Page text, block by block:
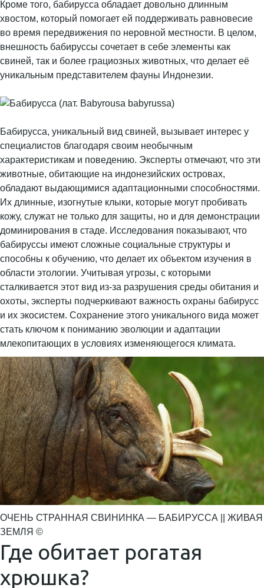
Кроме того, бабирусса обладает довольно длинным
хвостом, который помогает ей поддерживать равновесие
во время передвижения по неровной местности. В целом,
внешность бабируссы сочетает в себе элементы как
свиней, так и более грациозных животных, что делает её
уникальным представителем фауны Индонезии.
Бабирусса, уникальный вид свиней, вызывает интерес у
специалистов благодаря своим необычным
характеристикам и поведению. Эксперты отмечают, что эти
животные, обитающие на индонезийских островах,
обладают выдающимися адаптационными способностями.
Их длинные, изогнутые клыки, которые могут пробивать
кожу, служат не только для защиты, но и для демонстрации
доминирования в стаде. Исследования показывают, что
бабируссы имеют сложные социальные структуры и
способны к обучению, что делает их объектом изучения в
области этологии. Учитывая угрозы, с которыми
сталкивается этот вид из-за разрушения среды обитания и
охоты, эксперты подчеркивают важность охраны бабирусс
и их экосистем. Сохранение этого уникального вида может
стать ключом к пониманию эволюции и адаптации
млекопитающих в условиях изменяющегося климата.
ОЧЕНЬ СТРАННАЯ СВИНИНКА — БАБИРУССА || ЖИВАЯ
ЗЕМЛЯ ©
Где обитает рогатая
хрюшка?